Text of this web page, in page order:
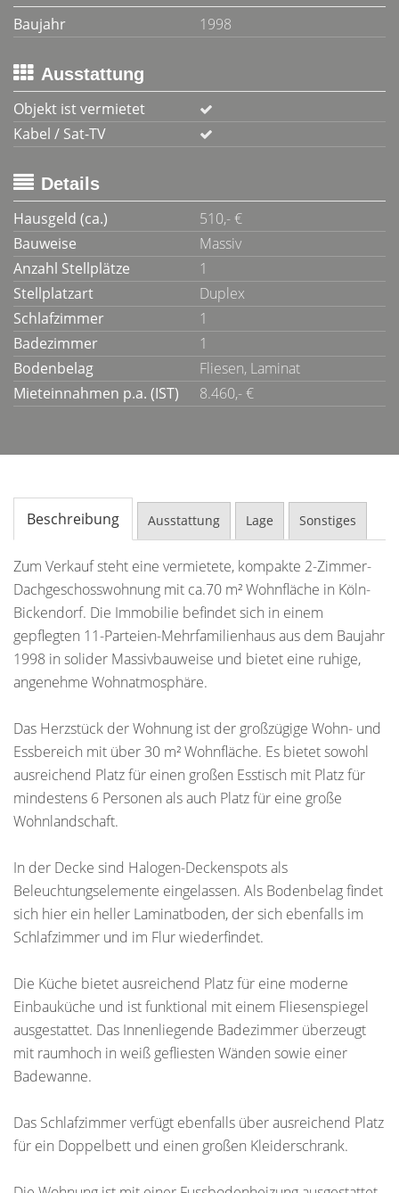
Baujahr
1998
Ausstattung
Objekt ist vermietet
Kabel / Sat-TV
Details
Hausgeld (ca.)
510,- €
Bauweise
Massiv
Anzahl Stellplätze
1
Stellplatzart
Duplex
Schlafzimmer
1
Badezimmer
1
Bodenbelag
Fliesen, Laminat
Mieteinnahmen p.a. (IST)
8.460,- €
Beschreibung Ausstattung Lage Sonstiges
Zum Verkauf steht eine vermietete, kompakte 2-Zimmer-
Dachgeschosswohnung mit ca.70 m² Wohnfläche in Köln-
Bickendorf. Die Immobilie befindet sich in einem
gepflegten 11-Parteien-Mehrfamilienhaus aus dem Baujahr
1998 in solider Massivbauweise und bietet eine ruhige,
angenehme Wohnatmosphäre.
Das Herzstück der Wohnung ist der großzügige Wohn- und
Essbereich mit über 30 m² Wohnfläche. Es bietet sowohl
ausreichend Platz für einen großen Esstisch mit Platz für
mindestens 6 Personen als auch Platz für eine große
Wohnlandschaft.
In der Decke sind Halogen-Deckenspots als
Beleuchtungselemente eingelassen. Als Bodenbelag findet
sich hier ein heller Laminatboden, der sich ebenfalls im
Schlafzimmer und im Flur wiederfindet.
Die Küche bietet ausreichend Platz für eine moderne
Einbauküche und ist funktional mit einem Fliesenspiegel
ausgestattet. Das Innenliegende Badezimmer überzeugt
mit raumhoch in weiß gefliesten Wänden sowie einer
Badewanne.
Das Schlafzimmer verfügt ebenfalls über ausreichend Platz
für ein Doppelbett und einen großen Kleiderschrank.